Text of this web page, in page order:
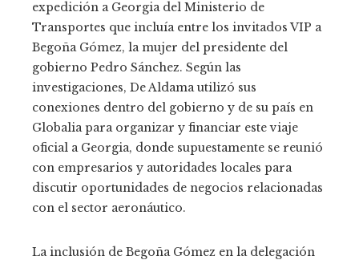
expedición a Georgia del Ministerio de
Transportes que incluía entre los invitados VIP a
Begoña Gómez, la mujer del presidente del
gobierno Pedro Sánchez. Según las
investigaciones, De Aldama utilizó sus
conexiones dentro del gobierno y de su país en
Globalia para organizar y financiar este viaje
oficial a Georgia, donde supuestamente se reunió
con empresarios y autoridades locales para
discutir oportunidades de negocios relacionadas
con el sector aeronáutico.
La inclusión de Begoña Gómez en la delegación